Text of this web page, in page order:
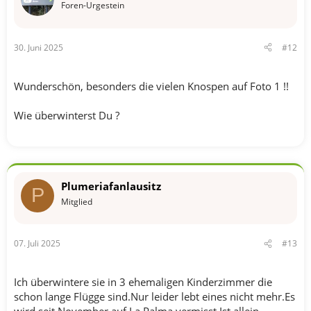
n
Foren-Urgestein
30. Juni 2025 #12
Wunderschön, besonders die vielen Knospen auf Foto 1 !!
Wie überwinterst Du ?
P Plumeriafanlausitz
Mitglied
07. Juli 2025 #13
Ich überwintere sie in 3 ehemaligen Kinderzimmer die
schon lange Flügge sind.Nur leider lebt eines nicht mehr.Es